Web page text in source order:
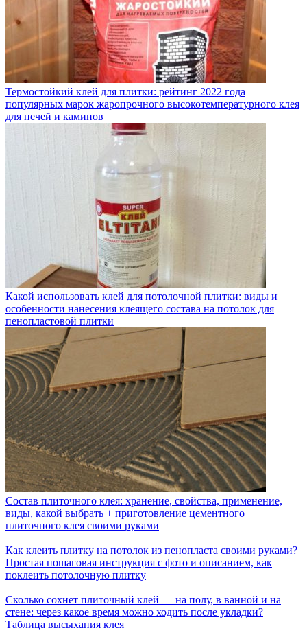
Термостойкий клей для плитки: рейтинг 2022 года
популярных марок жаропрочного высокотемпературного клея
для печей и каминов
Какой использовать клей для потолочной плитки: виды и
особенности нанесения клеящего состава на потолок для
пенопластовой плитки
Состав плиточного клея: хранение, свойства, применение,
виды, какой выбрать + приготовление цементного
плиточного клея своими руками
Как клеить плитку на потолок из пенопласта своими руками?
Простая пошаговая инструкция с фото и описанием, как
поклеить потолочную плитку
Сколько сохнет плиточный клей — на полу, в ванной и на
стене: через какое время можно ходить после укладки?
Таблица высыхания клея